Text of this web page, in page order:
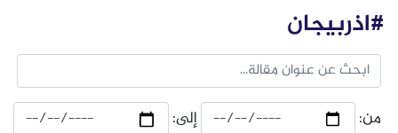
#اذربيجان
من: إلى: